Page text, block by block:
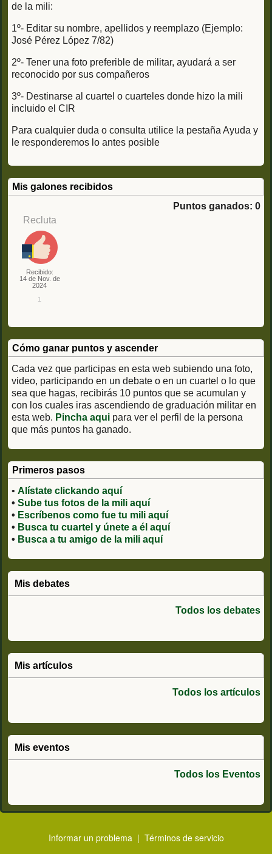
de la mili:
1º- Editar su nombre, apellidos y reemplazo (Ejemplo:
José Pérez López 7/82)
2º- Tener una foto preferible de militar, ayudará a ser
reconocido por sus compañeros
3º- Destinarse al cuartel o cuarteles donde hizo la mili
incluido el CIR
Para cualquier duda o consulta utilice la pestaña Ayuda y
le responderemos lo antes posible
Mis galones recibidos
Puntos ganados: 0
Recluta
Recibido:
14 de Nov. de
2024
1
Cómo ganar puntos y ascender
Cada vez que participas en esta web subiendo una foto,
video, participando en un debate o en un cuartel o lo que
sea que hagas, recibirás 10 puntos que se acumulan y
con los cuales iras ascendiendo de graduación militar en
esta web. Pincha aqui para ver el perfil de la persona
que más puntos ha ganado.
Primeros pasos
• Alístate clickando aquí
• Sube tus fotos de la mili aquí
• Escríbenos como fue tu mili aquí
• Busca tu cuartel y únete a él aquí
• Busca a tu amigo de la mili aquí
Mis debates
Todos los debates
Mis artículos
Todos los artículos
Mis eventos
Todos los Eventos
Informar un problema | Términos de servicio